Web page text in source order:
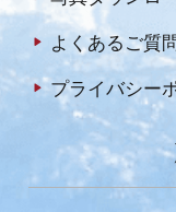
よくあるご質
プライバシー